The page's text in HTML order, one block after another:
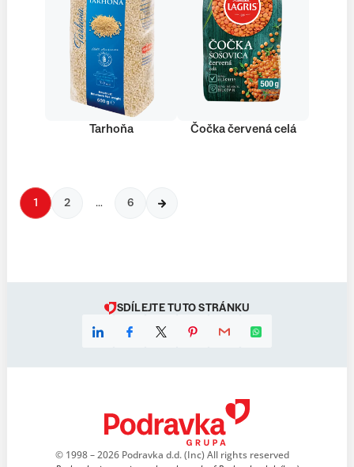
Tarhoňa Čočka červená celá
1 2 … 6
SDÍLEJTE TUTO STRÁNKU
© 1998 – 2026 Podravka d.d. (Inc) All rights reserved